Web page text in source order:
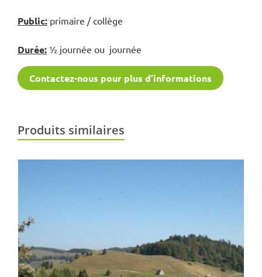
Public: primaire / collège
Durée: ½ journée ou journée
Contactez-nous pour plus d’informations
Produits similaires